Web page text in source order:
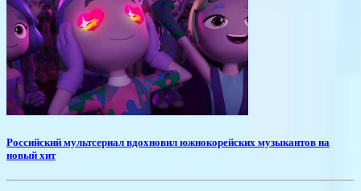
​Российский мультсериал вдохновил южнокорейских музыкантов на
новый хит